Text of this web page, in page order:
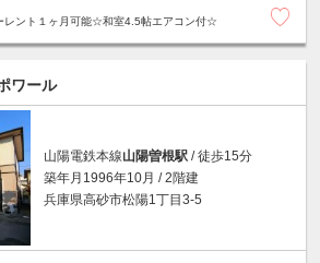
ント１ヶ月可能☆和室4.5帖エアコン付☆
ワール
山陽電鉄本線山陽曽根駅 / 徒歩15分
築年月1996年10月 / 2階建
兵庫県高砂市松陽1丁目3-5